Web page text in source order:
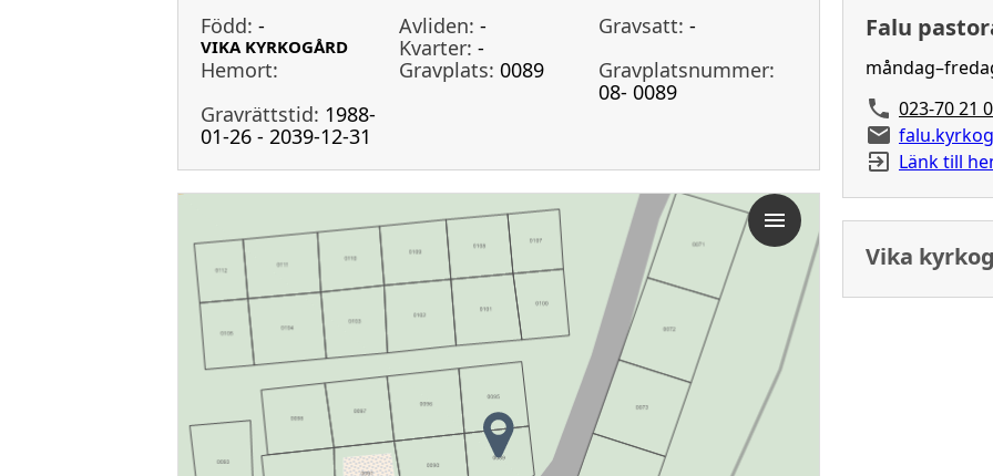
Född: - Avliden: - Gravsatt: -
VIKA KYRKOGÅRD Kvarter: -
Hemort:
Gravplats: 0089
Gravplatsnummer:
08- 0089
Gravrättstid: 1988-
01-26 - 2039-12-31
Falu
023-70 21
Länk till
Vika